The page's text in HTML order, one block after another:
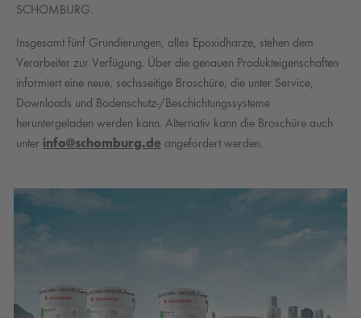
SCHOMBURG.
Insgesamt fünf Grundierungen, alles Epoxidharze, stehen dem
Verarbeiter zur Verfügung. Über die genauen Produkteigenschaften
informiert eine neue, sechsseitige Broschüre, die unter Service,
Downloads und Bodenschutz-/Beschichtungssysteme
heruntergeladen werden kann. Alternativ kann die Broschüre auch
unter info@schomburg.de angefordert werden.